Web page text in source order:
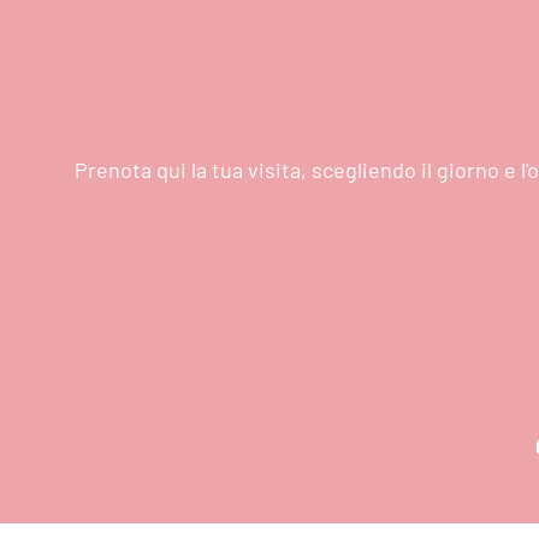
Prenota qui la tua visita, scegliendo il giorno e